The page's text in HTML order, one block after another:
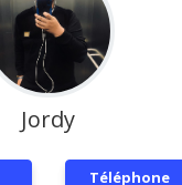
Jordy
Téléphone